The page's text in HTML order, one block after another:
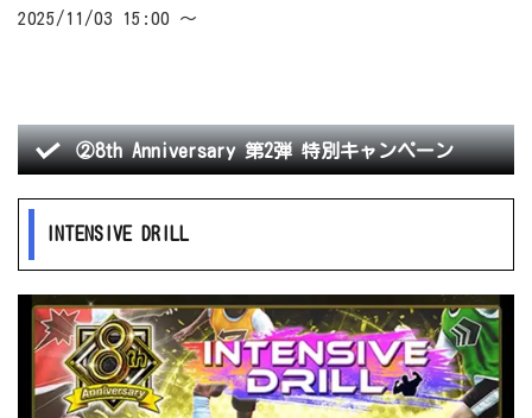
2025/11/03 15:00 ～
②8th Anniversary 第2弾 特別キャンペーン
INTENSIVE DRILL